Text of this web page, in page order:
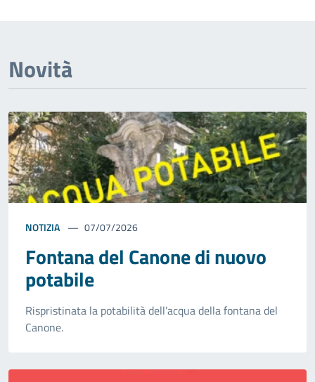
Novità
NOTIZIA 07/07/2026
Fontana del Canone di nuovo
potabile
Rispristinata la potabilità dell’acqua della fontana del
Canone.